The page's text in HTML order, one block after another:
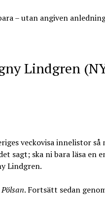
– utan angiven
Lindgren
veckovisa innelistor
sagt; ska ni bara läsa en
Lindgren.
Pölsan. Fortsätt sedan